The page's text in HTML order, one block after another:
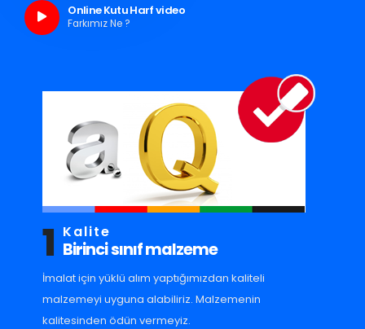
Online Kutu Harf video
Farkımız Ne ?
1 Kalite
Birinci sınıf malzeme
İmalat için yüklü alım yaptığımızdan kaliteli
malzemeyi uyguna alabiliriz. Malzemenin
kalitesinden ödün vermeyiz.